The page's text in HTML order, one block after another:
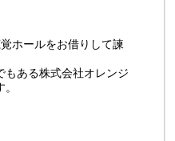
ホールをお借りして諫
もある株式会社オレンジ